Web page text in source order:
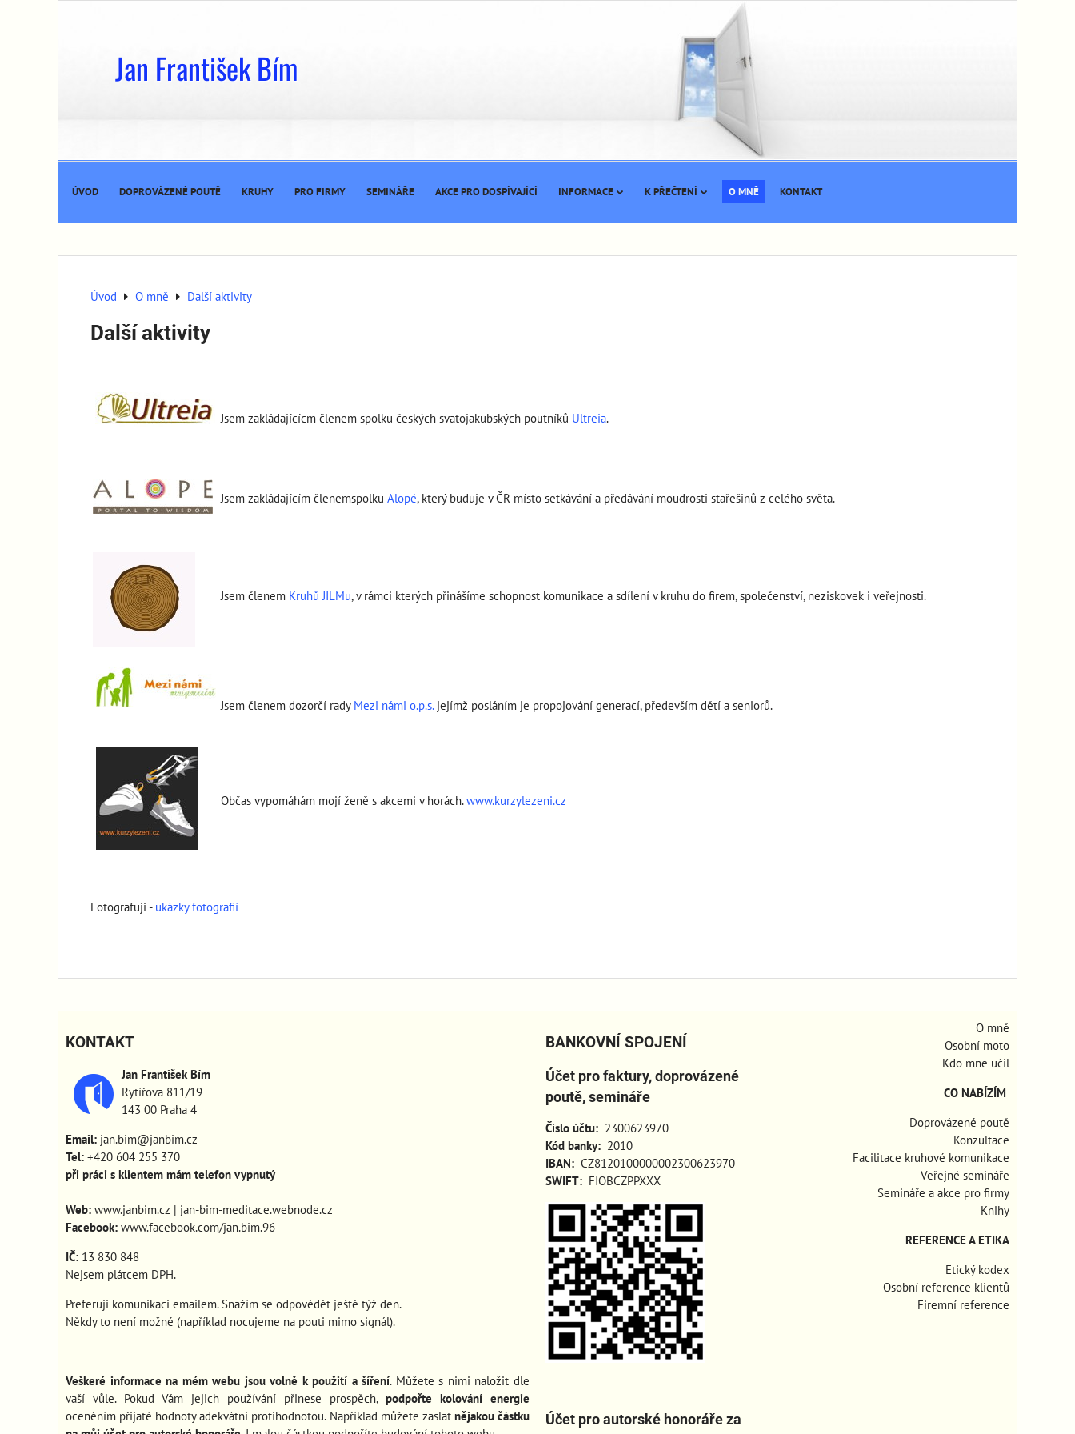
Jan František Bím
ÚVOD DOPROVÁZENÉ POUTĚ KRUHY PRO FIRMY SEMINÁŘE AKCE PRO DOSPÍVAJÍCÍ INFORMACE K PŘEČTENÍ O MNĚ KONTAKT
Úvod O mně Další aktivity
Další aktivity
Jsem zakládajícícm členem spolku českých svatojakubských poutníků Ultreia.
Jsem zakládajícím členemspolku Alopé, který buduje v ČR místo setkávání a předávání moudrosti stařešinů z celého světa.
Jsem členem Kruhů JILMu, v rámci kterých přinášíme schopnost komunikace a sdílení v kruhu do firem, společenství, neziskovek i veřejnosti.
Jsem členem dozorčí rady Mezi námi o.p.s.jejímž posláním je propojování generací, především dětí a seniorů.
Občas vypomáhám mojí ženě s akcemi v horách.www.kurzylezeni.cz
Fotografuji - ukázky fotografií
KONTAKT
Jan František Bím
Rytířova 811/19
143 00 Praha 4
Email: jan.bim@janbim.cz
Tel: +420 604 255 370
při práci s klientem mám telefon vypnutý
Web: www.janbim.cz | jan-bim-meditace.webnode.cz
Facebook: www.facebook.com/jan.bim.96
IČ: 13 830 848
Nejsem plátcem DPH.
Preferuji komunikaci emailem. Snažím se odpovědět ještě týž den.
Někdy to není možné (například nocujeme na pouti mimo signál).
Veškeré informace na mém webu jsou volně k použití a šíření. Můžete s nimi naložit dle
vaší vůle. Pokud Vám jejich používání přinese prospěch,podpořte kolování energie
oceněním přijaté hodnoty adekvátní protihodnotou. Například můžete zaslat nějakou částku
BANKOVNÍ SPOJENÍ
Účet pro faktury, doprovázené
poutě, semináře
Číslo účtu: 2300623970
Kód banky: 2010
IBAN: CZ8120100000002300623970
SWIFT: FIOBCZPPXXX
Účet pro autorské honoráře za
O mně
Osobní moto
Kdo mne učil
CO NABÍZÍM
Doprovázené poutě
Konzultace
Facilitace kruhové komunikace
Veřejné semináře
Semináře a akce pro firmy
Knihy
REFERENCE A ETIKA
Etický kodex
Osobní reference klientů
Firemní reference